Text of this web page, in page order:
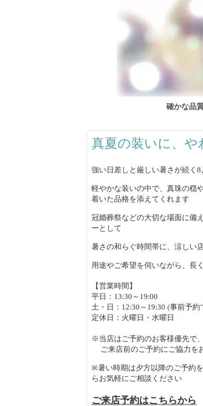
確かな品
真夏の装いに、や
強い日差しと厳しい暑さが続く8
軽やかな装いの中で、真珠の穏
着いた品格を添えてくれます
冠婚葬祭などの大切な場面に備
ーとして
暑さの和らぐ時間帯に、涼しい
用途やご希望を伺いながら、長
【営業時間】
平日：13:30～19:00
土・日：12:30～19:30 (事前予約
定休日：火曜日・水曜日
※当店はご予約のお客様優先で
ご来店前のご予約にご協力を
※暑い時期は夕方以降のご予約
らお気軽にご相談ください
ご来店予約はこちらから